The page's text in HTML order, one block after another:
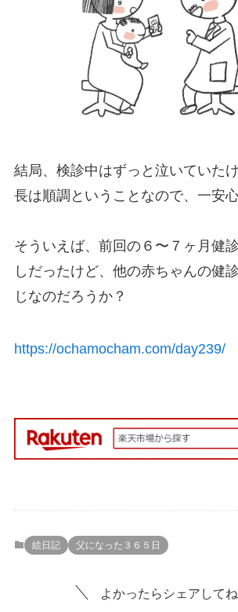
結局、検診中はずっと泣いていた
長は順調ということなので、一安心
そういえば、前回の６〜７ヶ月健
しだったけど、他の赤ちゃんの健
じなのだろうか？
https://ochamocham.com/day239/
絵日記 父になった３６５日
よかったらシェアしてね